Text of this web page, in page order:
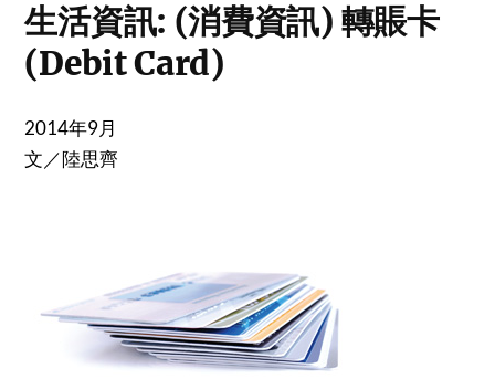
生活資訊: (消費資訊) 轉賬卡
(Debit Card)
2014年9月
文／陸思齊